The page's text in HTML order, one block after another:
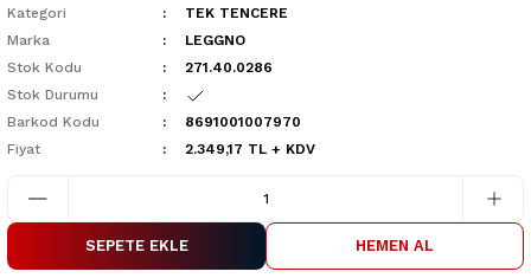
Kategori
TEK TENCERE
Marka
LEGGNO
Stok Kodu
271.40.0286
Stok Durumu
Barkod Kodu
8691001007970
Fiyat
2.349,17 TL + KDV
SEPETE EKLE HEMEN AL